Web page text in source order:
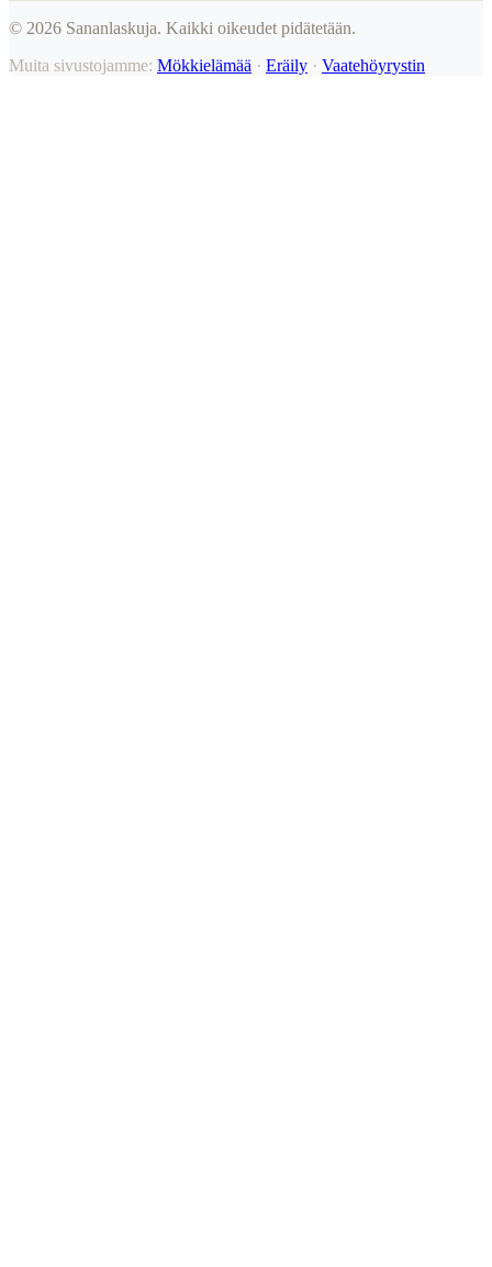
© 2026 Sananlaskuja. Kaikki oikeudet pidätetään.
Muita sivustojamme: Mökkielämää · Eräily · Vaatehöyrystin